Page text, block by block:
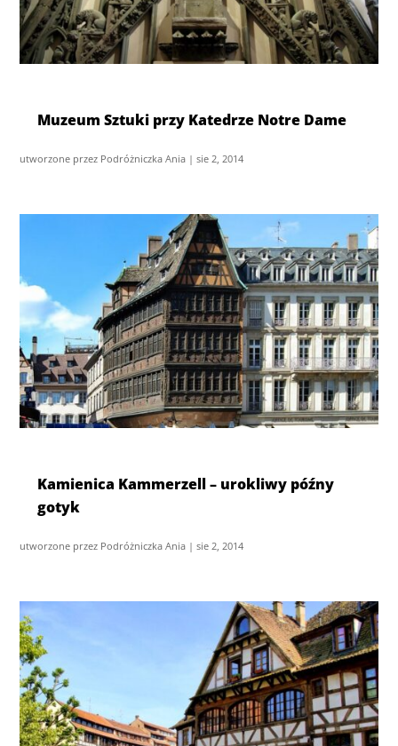
Muzeum Sztuki przy Katedrze Notre Dame
utworzone przez Podróżniczka Ania |sie 2, 2014
Kamienica Kammerzell – urokliwy późny
gotyk
utworzone przez Podróżniczka Ania |sie 2, 2014